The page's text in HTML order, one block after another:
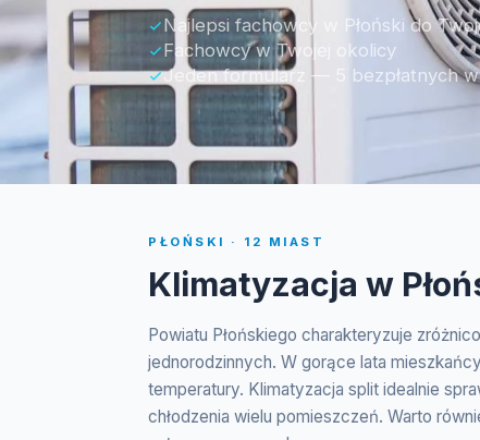
Najlepsi fachowcy w Płoński do
Fachowcy w Twojej okolicy
Jeden formularz — 5 bezpłatnych
PŁOŃSKI · 12 MIAST
Klimatyzacja w
Powiatu Płońskiego charakteryzuje
jednorodzinnych. W gorące lata
temperatury. Klimatyzacja split idealnie
chłodzenia wielu pomieszczeń. Warto